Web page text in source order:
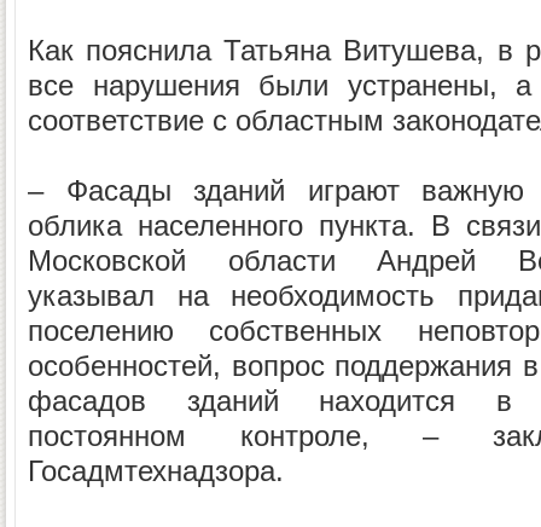
Как пояснила Татьяна Витушева, в
все нарушения были устранены,
соответствие с областным
– Фасады зданий играют
облика населенного пункта. В
Московской области Андрей
указывал на необходимость
поселению собственных
особенностей, вопрос поддержания
фасадов зданий находится в
постоянном контроле, –
Госадмтехнадзора.